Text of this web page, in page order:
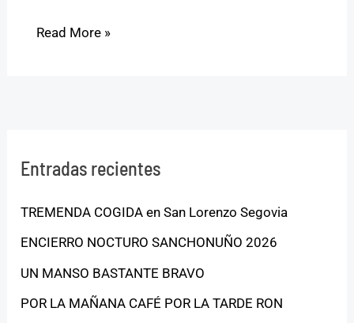
Read More »
Entradas recientes
TREMENDA COGIDA en San Lorenzo Segovia
ENCIERRO NOCTURO SANCHONUÑO 2026
UN MANSO BASTANTE BRAVO
POR LA MAÑANA CAFÉ POR LA TARDE RON